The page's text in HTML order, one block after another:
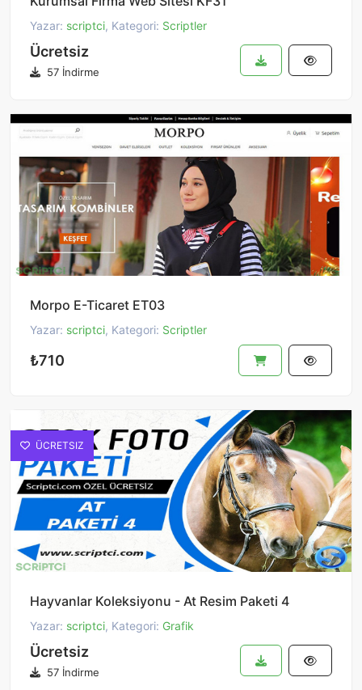
Yazar: scriptci, Kategori: Scriptler
Ücretsiz
57 İndirme
Morpo E-Ticaret ET03
Yazar: scriptci, Kategori: Scriptler
₺710
ÜCRETSIZ
Hayvanlar Koleksiyonu - At Resim Paketi 4
Yazar: scriptci, Kategori: Grafik
Ücretsiz
57 İndirme